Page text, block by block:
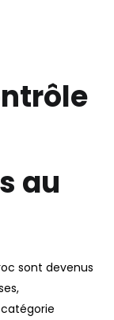
au
sont devenus